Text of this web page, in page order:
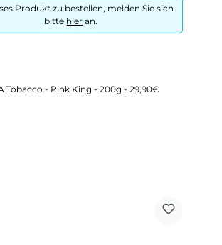
Produkt zu bestellen, melden Sie sich
bitte hier an.